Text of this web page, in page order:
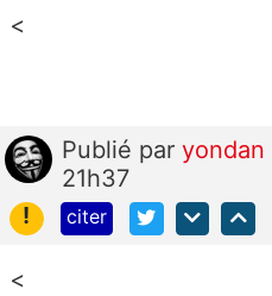
<
Publié par yondan
21h37
!
citer
<